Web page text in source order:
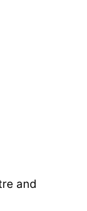
and